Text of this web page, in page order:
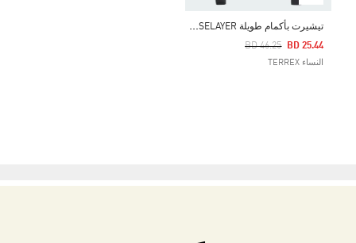
ت
يشيرت بأكمام طويلة TERREX XPERIOR MERINO 150 BASELAYER
Price Reduced From
BD 46.25
To BD 25.44
النساء TERREX